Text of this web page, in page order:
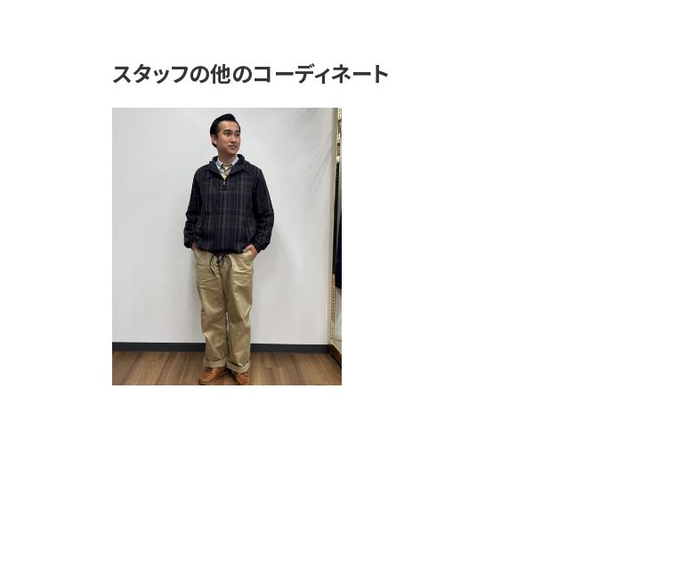
スタッフの他のコーディネート